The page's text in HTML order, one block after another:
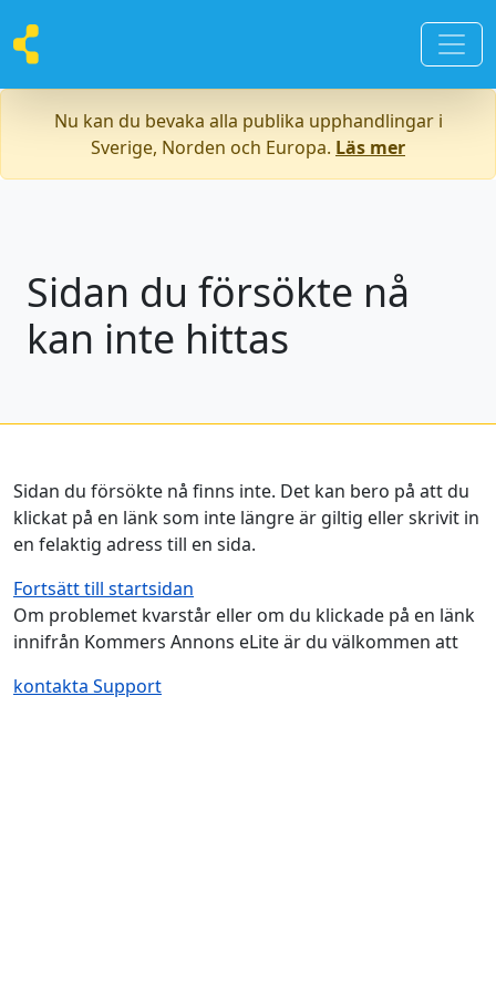
Nu kan du bevaka alla publika upphandlingar i
Sverige, Norden och Europa. Läs mer
Sidan du försökte nå
kan inte hittas
Sidan du försökte nå finns inte. Det kan bero på att du
klickat på en länk som inte längre är giltig eller skrivit in
en felaktig adress till en sida.
Fortsätt till startsidan
Om problemet kvarstår eller om du klickade på en länk
innifrån Kommers Annons eLite är du välkommen att
kontakta Support